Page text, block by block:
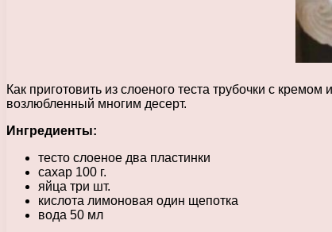
Как приготовить из слоеного теста трубочки с
возлюбленный многим десерт.
Ингредиенты:
тесто слоеное два пластинки
сахар 100 г.
яйца три шт.
кислота лимоновая один щепотка
вода 50 мл